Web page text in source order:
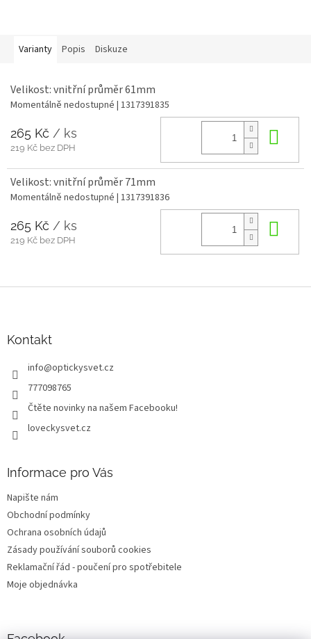
Varianty Popis Diskuze
Velikost: vnitřní průměr 61mm
Momentálně nedostupné | 1317391835
265 Kč / ks
219 Kč bez DPH
Velikost: vnitřní průměr 71mm
Momentálně nedostupné | 1317391836
265 Kč / ks
219 Kč bez DPH
Kontakt
info@optickysvet.cz
777098765
Čtěte novinky na našem Facebooku!
loveckysvet.cz
Informace pro Vás
Napište nám
Obchodní podmínky
Ochrana osobních údajů
Zásady používání souborů cookies
Reklamační řád - poučení pro spotřebitele
Moje objednávka